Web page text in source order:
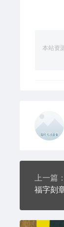
本站资
上一篇：
福字刻